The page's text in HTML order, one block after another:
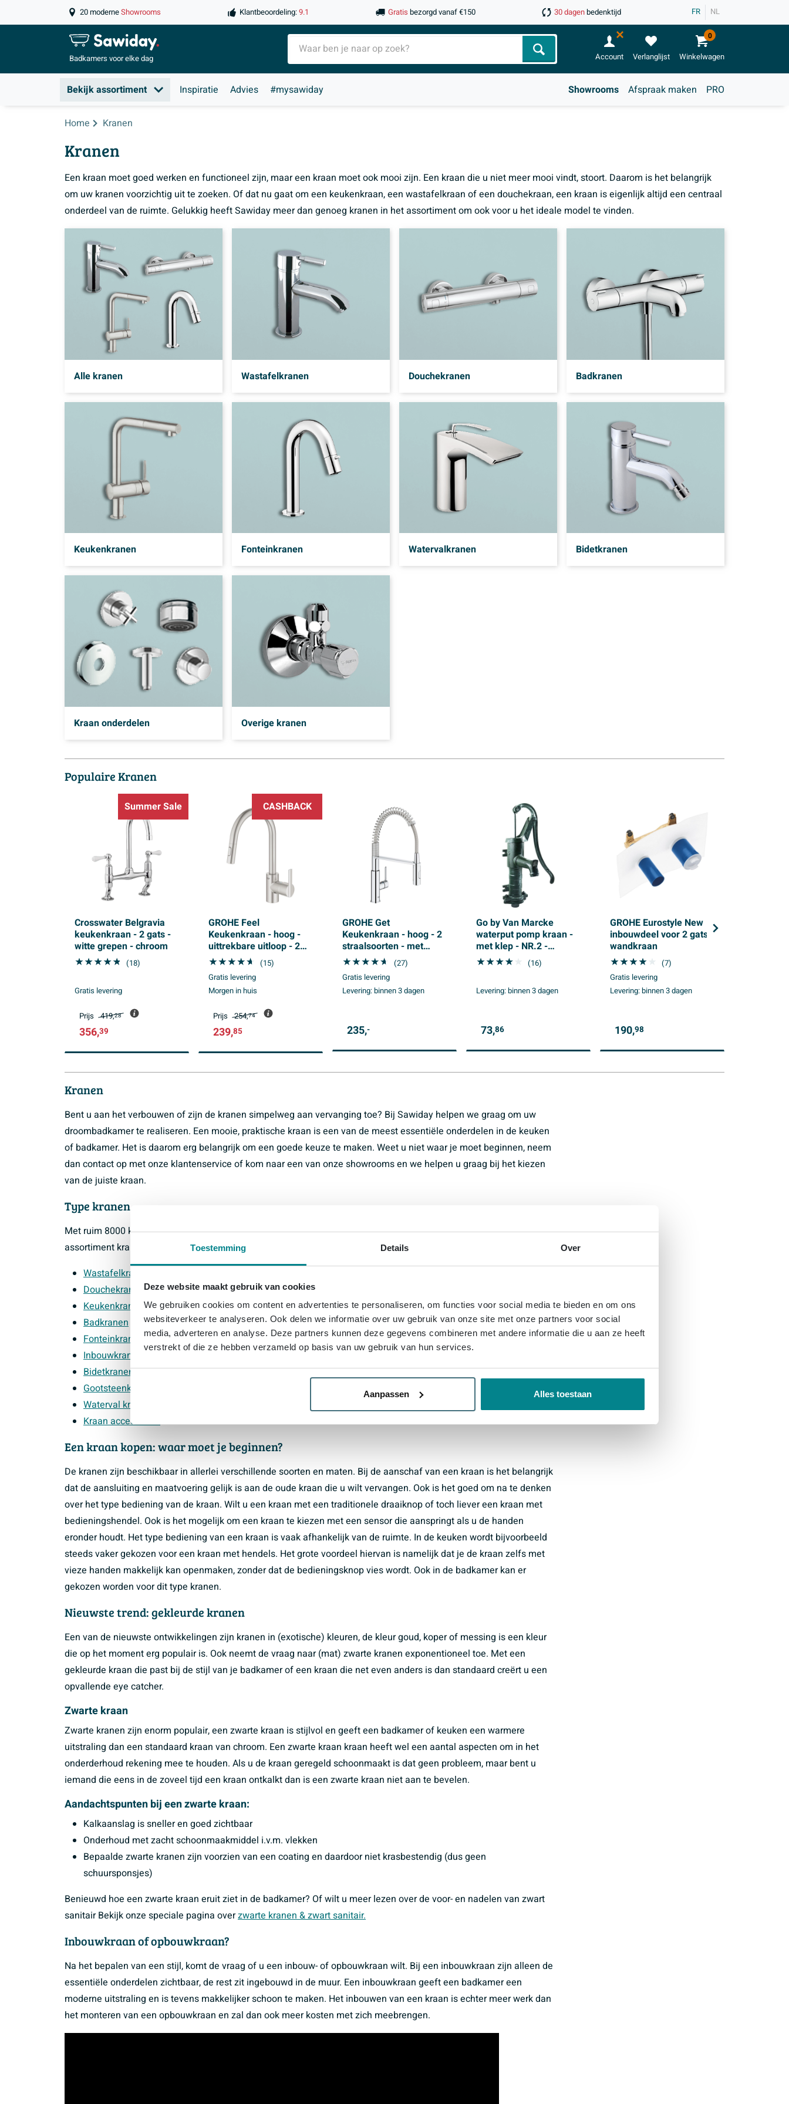
Toestemming Details Over
Deze website maakt gebruik van cookies
We gebruiken cookies om content en advertenties te personaliseren, om functies voor social media te bieden en om ons
websiteverkeer te analyseren. Ook delen we informatie over uw gebruik van onze site met onze partners voor social
media, adverteren en analyse. Deze partners kunnen deze gegevens combineren met andere informatie die u aan ze heeft
verstrekt of die ze hebben verzameld op basis van uw gebruik van hun services.
Aanpassen Alles toestaan
20 moderneShowrooms Klantbeoordeling:9.1 Gratis bezorgd vanaf €150 30 dagenbedenktijd FR NL
Badkamers voor elke dag Zoeken Account Verlanglijst Winkelwagen
0
Bekijk assortiment Inspiratie Advies #mysawiday Showrooms Afspraak maken PRO
Home Kranen
Kranen
Een kraan moet goed werken en functioneel zijn, maar een kraan moet ook mooi zijn. Een kraan die u niet meer mooi vindt, stoort. Daarom is het belangrijk
om uw kranen voorzichtig uit te zoeken. Of dat nu gaat om een keukenkraan, een wastafelkraan of een douchekraan, een kraan is eigenlijk altijd een centraal
onderdeel van de ruimte. Gelukkig heeft Sawiday meer dan genoeg kranen in het assortiment om ook voor u het ideale model te vinden.
Alle kranen Wastafelkranen Douchekranen Badkranen
Keukenkranen Fonteinkranen Watervalkranen Bidetkranen
Kraan onderdelen Overige kranen
Populaire Kranen
Summer Sale
Crosswater Belgravia
keukenkraan - 2 gats -
witte grepen - chroom
(18)
Gratis levering
Prijs 419,28
356,39
CASHBACK
GROHE Feel
Keukenkraan - hoog -
uittrekbare uitloop - 2
straalsoorten -
supersteel geborsteld
(15)
Gratis levering
Morgen in huis
Prijs 254,74
239,85
GROHE Get
Keukenkraan - hoog - 2
straalsoorten - met
profesionele
handdouche - chroom
(27)
Gratis levering
Levering:binnen 3 dagen
235,-
Go by Van Marcke
waterput pomp kraan -
met klep - NR.2 -
Amerikaans - groen
(16)
Levering:binnen 3 dagen
73,86
GROHE Eurostyle New
inbouwdeel voor 2 gats
wandkraan
(7)
Gratis levering
Levering:binnen 3 dagen
190,98
Kranen
Bent u aan het verbouwen of zijn de kranen simpelweg aan vervanging toe? Bij Sawiday helpen we graag om uw
droombadkamer te realiseren. Een mooie, praktische kraan is een van de meest essentiële onderdelen in de keuken
of badkamer. Het is daarom erg belangrijk om een goede keuze te maken. Weet u niet waar je moet beginnen, neem
dan contact op met onze klantenservice of kom naar een van onze showrooms en we helpen u graag bij het kiezen
van de juiste kraan.
Type kranen
Met ruim 8000 kranen heeft Sawiday voor alle wensen en eisen een passende kraan in het assortiment. Ons
assortiment kranen hebben we opgesplits in de volgende categoriën:
Wastafelkranen
Douchekranen
Keukenkranen
Badkranen
Fonteinkranen
Inbouwkranen
Bidetkranen
Gootsteenkranen
Waterval kranen
Kraan accessoires
Een kraan kopen: waar moet je beginnen?
De kranen zijn beschikbaar in allerlei verschillende soorten en maten. Bij de aanschaf van een kraan is het belangrijk
dat de aansluiting en maatvoering gelijk is aan de oude kraan die u wilt vervangen. Ook is het goed om na te denken
over het type bediening van de kraan. Wilt u een kraan met een traditionele draaiknop of toch liever een kraan met
bedieningshendel. Ook is het mogelijk om een kraan te kiezen met een sensor die aanspringt als u de handen
eronder houdt. Het type bediening van een kraan is vaak afhankelijk van de ruimte. In de keuken wordt bijvoorbeeld
steeds vaker gekozen voor een kraan met hendels. Het grote voordeel hiervan is namelijk dat je de kraan zelfs met
vieze handen makkelijk kan openmaken, zonder dat de bedieningsknop vies wordt. Ook in de badkamer kan er
gekozen worden voor dit type kranen.
Nieuwste trend: gekleurde kranen
Een van de nieuwste ontwikkelingen zijn kranen in (exotische) kleuren, de kleur goud, koper of messing is een kleur
die op het moment erg populair is. Ook neemt de vraag naar (mat) zwarte kranen exponentioneel toe. Met een
gekleurde kraan die past bij de stijl van je badkamer of een kraan die net even anders is dan standaard creërt u een
opvallende eye catcher.
Zwarte kraan
Zwarte kranen zijn enorm populair, een zwarte kraan is stijlvol en geeft een badkamer of keuken een warmere
uitstraling dan een standaard kraan van chroom. Een zwarte kraan kraan heeft wel een aantal aspecten om in het
onderderhoud rekening mee te houden. Als u de kraan geregeld schoonmaakt is dat geen probleem, maar bent u
iemand die eens in de zoveel tijd een kraan ontkalkt dan is een zwarte kraan niet aan te bevelen.
Aandachtspunten bij een zwarte kraan:
Kalkaanslag is sneller en goed zichtbaar
Onderhoud met zacht schoonmaakmiddel i.v.m. vlekken
Bepaalde zwarte kranen zijn voorzien van een coating en daardoor niet krasbestendig (dus geen
schuursponsjes)
Benieuwd hoe een zwarte kraan eruit ziet in de badkamer? Of wilt u meer lezen over de voor- en nadelen van zwart
sanitair Bekijk onze speciale pagina overzwarte kranen & zwart sanitair.
Inbouwkraan of opbouwkraan?
Na het bepalen van een stijl, komt de vraag of u een inbouw- of opbouwkraan wilt. Bij een inbouwkraan zijn alleen de
essentiële onderdelen zichtbaar, de rest zit ingebouwd in de muur. Een inbouwkraan geeft een badkamer een
moderne uitstraling en is tevens makkelijker schoon te maken. Het inbouwen van een kraan is echter meer werk dan
het monteren van een opbouwkraan en zal dan ook meer kosten met zich meebrengen.